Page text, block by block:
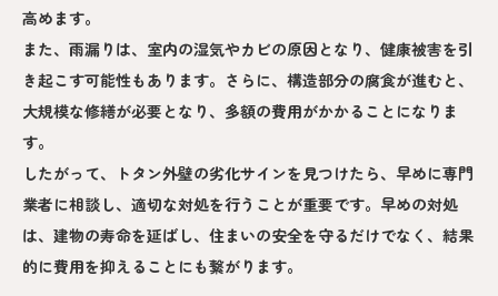
高めます。
また、雨漏りは、室内の湿気やカビの原因となり、健康被害を引
き起こす可能性もあります。さらに、構造部分の腐食が進むと、
大規模な修繕が必要となり、多額の費用がかかることになりま
す。
したがって、トタン外壁の劣化サインを見つけたら、早めに専門
業者に相談し、適切な対処を行うことが重要です。早めの対処
は、建物の寿命を延ばし、住まいの安全を守るだけでなく、結果
的に費用を抑えることにも繋がります。